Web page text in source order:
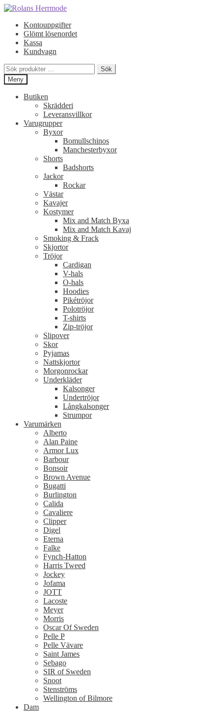
Hoppa
navigering
Hoppa
innehållKontouppgifter
Glömt lösenordet
Kassa
Kundvagn
Sök
efter:
Sök
Meny
Butiken
Skrädderi
Leveransvillkor
Varugrupper
Byxor
Bomullschinos
Manchesterbyxor
Shorts
Badshorts
Jackor
Rockar
Västar
Kavajer
Kostymer
Mix and Match Byxa
Mix and Match Kavaj
Smoking & Frack
Skjortor
Tröjor
Cardigan
V-hals
O-hals
Hoodies
Pikétröjor
Polotröjor
T-shirts
Zip-tröjor
Slipover
Skor
Pyjamas
Nattskjortor
Morgonrockar
Underkläder
Kalsonger
Undertröjor
Långkalsonger
Strumpor
Varumärken
Alberto
Alan Paine
Armor Lux
Barbour
Bonsoir
Brown Avenue
Bugatti
Burlington
Calida
Cavaliere
Clipper
Digel
Eterna
Falke
Fynch-Hatton
Harris Tweed
Jockey
Jofama
JOTT
Lacoste
Meyer
Morris
Oscar Of Sweden
Pelle P
Pelle Vävare
Saint James
Sebago
SIR of Sweden
Snoot
Stenströms
Wellington of Bilmore
Dam